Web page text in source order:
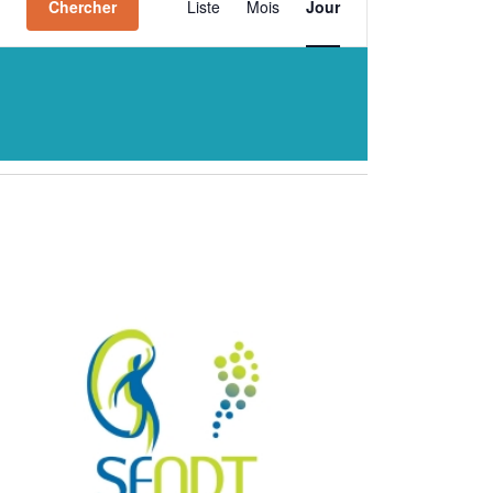
Chercher
de
Liste Mois Jour